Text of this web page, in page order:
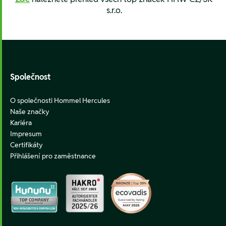
s.r.o.
Společnost
O společnosti Hommel Hercules
Naše značky
Kariéra
Impresum
Certifikáty
Přihlášení pro zaměstnance